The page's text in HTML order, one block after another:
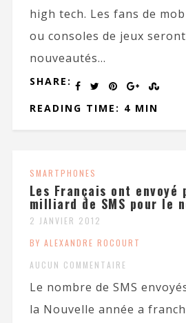
high tech. Les fans de
ou consoles de jeux
nouveautés...
SHARE:
READING TIME: 4 MIN
SMARTPHONES
Les Français ont envoyé
milliard de SMS pour le
2 JANVIER 2012
BY ALEXANDRE ROCOURT
AUCUN COMMENTAIRE
Le nombre de SMS
la Nouvelle année a